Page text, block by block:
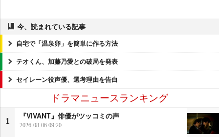
今、読まれている記事
自宅で「温泉卵」を簡単に作る方法
テオくん、加藤乃愛との破局を発表
セイレーン役声優、選考理由を告白
ドラマニュースランキング
1
『VIVANT』俳優がツッコミの声
2026-08-06 09:20